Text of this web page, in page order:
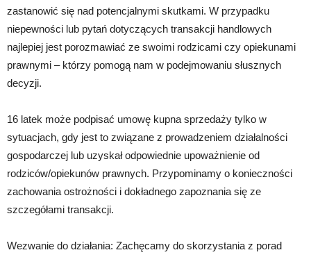
zastanowić się nad potencjalnymi skutkami. W przypadku
niepewności lub pytań dotyczących transakcji handlowych
najlepiej jest porozmawiać ze swoimi rodzicami czy opiekunami
prawnymi – którzy pomogą nam w podejmowaniu słusznych
decyzji.
16 latek może podpisać umowę kupna sprzedaży tylko w
sytuacjach, gdy jest to związane z prowadzeniem działalności
gospodarczej lub uzyskał odpowiednie upoważnienie od
rodziców/opiekunów prawnych. Przypominamy o konieczności
zachowania ostrożności i dokładnego zapoznania się ze
szczegółami transakcji.
Wezwanie do działania: Zachęcamy do skorzystania z porad